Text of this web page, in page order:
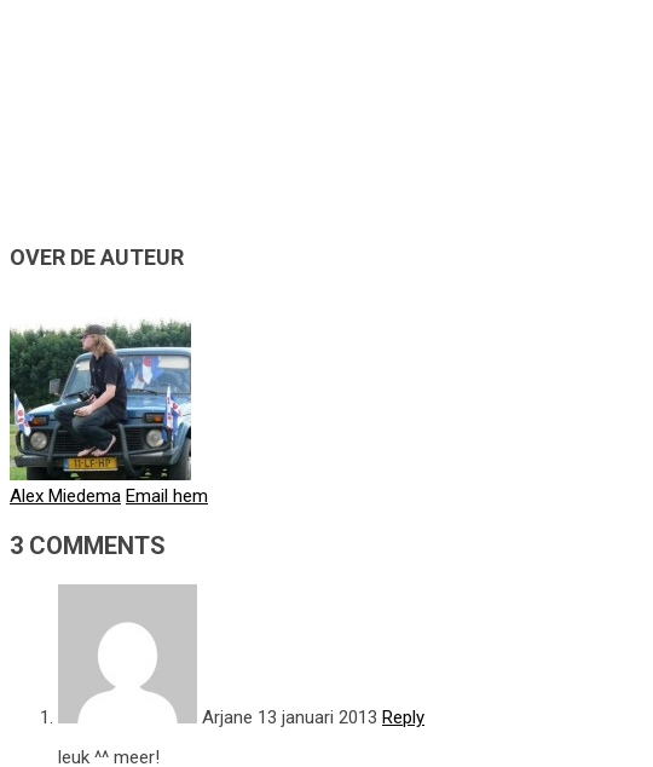
OVER DE AUTEUR
Alex Miedema Email hem
3 COMMENTS
Arjane 13 januari 2013 Reply
leuk ^^ meer!